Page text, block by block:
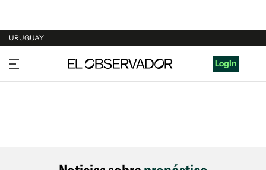
URUGUAY
URUGUAY
ARGENTINA
Login